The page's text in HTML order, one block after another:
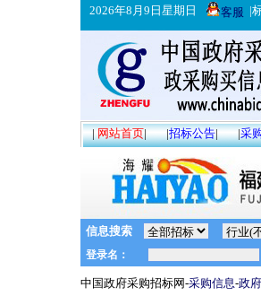
2026年8月9日星期日 客服 |
|网站首页| |招标公告| |采
信息搜索
中国政府采购招标网-采购信息-政